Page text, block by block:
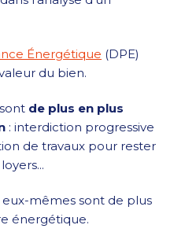
Énergétique (DPE)
du bien.
de plus en plus
: interdiction progressive
de travaux pour rester
mêmes sont de plus
énergétique.